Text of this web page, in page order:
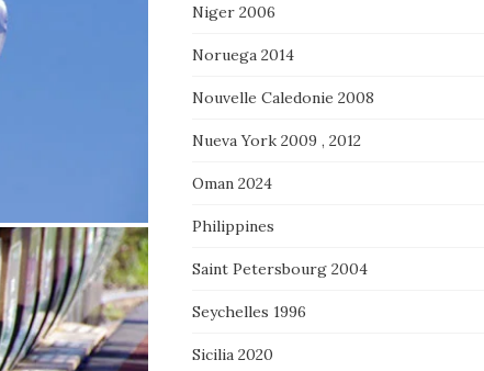
Niger 2006
Noruega 2014
Nouvelle Caledonie 2008
Nueva York 2009 , 2012
Oman 2024
Philippines
Saint Petersbourg 2004
Seychelles 1996
Sicilia 2020